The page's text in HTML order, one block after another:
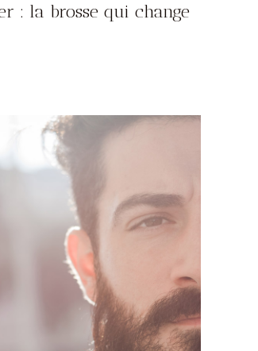
: la brosse qui change